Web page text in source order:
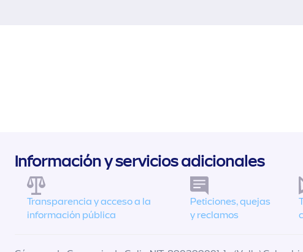
Información y servicios adicionales
Transparencia y acceso a la
información pública
Peticiones, quejas
y reclamos